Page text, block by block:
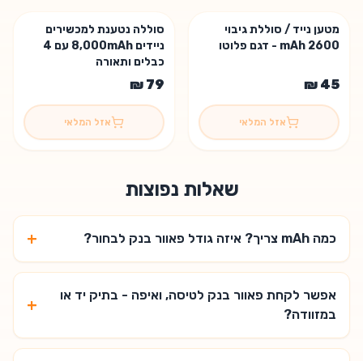
אזל המלאי 😢
מטען נייד / סוללת גיבוי
2600 mAh - דגם פלוטו
אזל המלאי
אזל המלאי 😢
סוללה נטענת למכשירים
ניידים 8,000mAh עם 4
כבלים ותאורה
אזל המלאי
שאלות נפוצות
כמה mAh צריך? איזה גודל פאוור בנק לבחור? +
אפשר לקחת פאוור בנק לטיסה, ואיפה - בתיק יד או
במזוודה?
+